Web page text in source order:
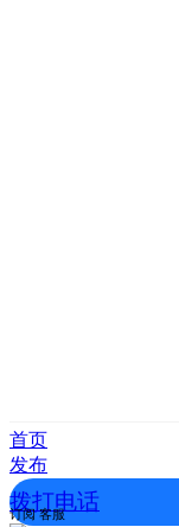
首页
发布
拨打电话
订阅 客服